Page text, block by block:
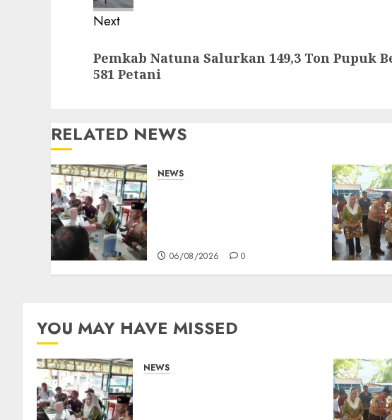
Next
post:
Pemkab Natuna Salurkan 149,3 Ton Pupuk
581 Petani
RELATED NEWS
NEWS
06/08/2026 0
YOU MAY HAVE MISSED
NEWS